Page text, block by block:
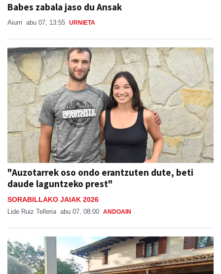
Babes zabala jaso du Ansak
Aiurri abu 07, 13:55 URNIETA
"Auzotarrek oso ondo erantzuten dute, beti
daude laguntzeko prest"
SORABILLAKO JAIAK 2026
Lide Ruiz Telleria abu 07, 08:00 ANDOAIN